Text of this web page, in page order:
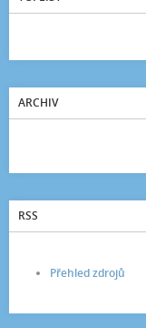
ARCHIV
RSS
Přehled zdrojů